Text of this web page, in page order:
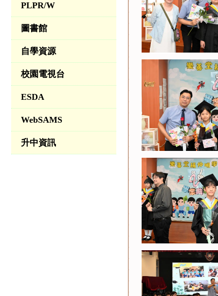
PLPR/W
圖書館
自學資源
校園電視台
ESDA
WebSAMS
升中資訊